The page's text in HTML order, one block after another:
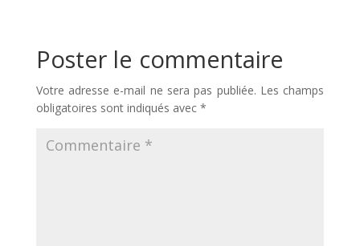
Poster le commentaire
Votre adresse e-mail ne sera pas publiée. Les champs
obligatoires sont indiqués avec *